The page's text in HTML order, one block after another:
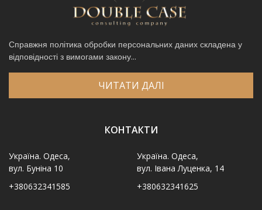
Справжня політика обробки персональних даних складена у
відповідності з вимогами закону...
ЧИТАТИ ДАЛІ
КОНТАКТИ
Україна. Одеса,
вул. Буніна 10
+380632341585
Україна. Одеса,
вул. Івана Луценка, 14
+380632341625